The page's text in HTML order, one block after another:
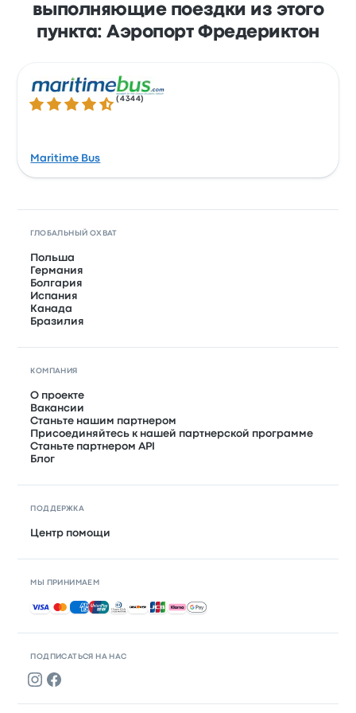
с помощью таких сервисов, как Apple Pay и
Google Pay.
выполняющие поездки из этого
пункта: Аэропорт Фредериктон
Количество звезд: 4.3 из 5
(4344)
Maritime Bus
ПОДПИСАТЬСЯ НА НАС
ГЛОБАЛЬНЫЙ ОХВАТ
Польша
Германия
Болгария
Испания
Канада
Бразилия
КОМПАНИЯ
О проекте
Вакансии
Станьте нашим партнером
Присоединяйтесь к нашей партнерской программе
Станьте партнером API
Блог
ПОДДЕРЖКА
Центр помощи
МЫ ПРИНИМАЕМ
Принимаемые способы оплаты